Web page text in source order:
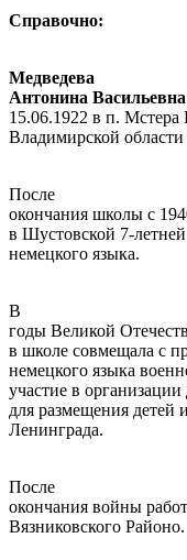
Справочно:
Медведева
Антонина Васильевна
15.06.1922 в п. Мстера
Владимирской области
После
окончания школы с
в Шустовской 7-
немецкого языка.
В
годы Великой
в школе совмещала с
немецкого языка
участие в
для размещения детей
Ленинграда.
После
окончания войны
Вязниковского Районо.